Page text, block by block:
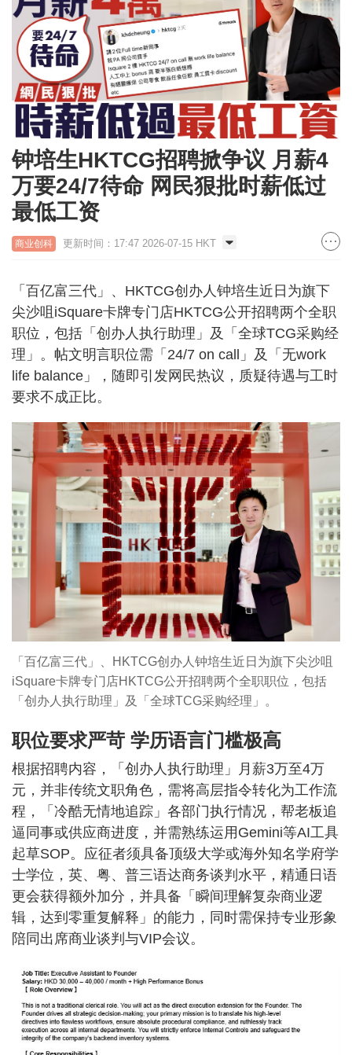
钟培生HKTCG招聘掀争议 月薪4
万要24/7待命 网民狠批时薪低过
最低工资
商业创科 更新时间：17:47 2026-07-15 HKT
「百亿富三代」、HKTCG创办人钟培生近日为旗下
尖沙咀iSquare卡牌专门店HKTCG公开招聘两个全职
职位，包括「创办人执行助理」及「全球TCG采购经
理」。帖文明言职位需「24/7 on call」及「无work
life balance」，随即引发网民热议，质疑待遇与工时
要求不成正比。
「百亿富三代」、HKTCG创办人钟培生近日为旗下尖沙咀
iSquare卡牌专门店HKTCG公开招聘两个全职职位，包括
「创办人执行助理」及「全球TCG采购经理」。
职位要求严苛 学历语言门槛极高
根据招聘内容，「创办人执行助理」月薪3万至4万
元，并非传统文职角色，需将高层指令转化为工作流
程，「冷酷无情地追踪」各部门执行情况，帮老板追
逼同事或供应商进度，并需熟练运用Gemini等AI工具
起草SOP。应征者须具备顶级大学或海外知名学府学
士学位，英、粤、普三语达商务谈判水平，精通日语
更会获得额外加分，并具备「瞬间理解复杂商业逻
辑，达到零重复解释」的能力，同时需保持专业形象
陪同出席商业谈判与VIP会议。